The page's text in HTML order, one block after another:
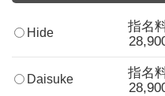
Hide
指名
Daisuke
指名